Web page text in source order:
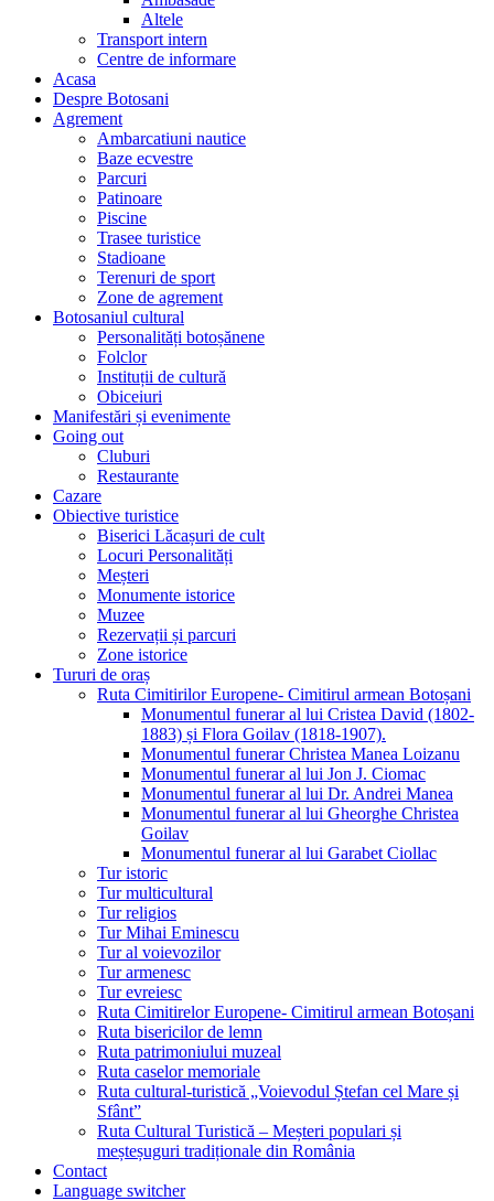
Altele
Transport intern
Centre de informare
Acasa
Despre Botosani
Agrement
Ambarcatiuni nautice
Baze ecvestre
Parcuri
Patinoare
Piscine
Trasee turistice
Stadioane
Terenuri de sport
Zone de agrement
Botosaniul cultural
Personalități botoșănene
Folclor
Instituții de cultură
Obiceiuri
Manifestări și evenimente
Going out
Cluburi
Restaurante
Cazare
Obiective turistice
Biserici Lăcașuri de cult
Locuri Personalități
Meșteri
Monumente istorice
Muzee
Rezervații și parcuri
Zone istorice
Tururi de oraș
Ruta Cimitirilor Europene- Cimitirul armean Botoșani
Monumentul funerar al lui Cristea David (1802-
1883) și Flora Goilav (1818-1907).
Monumentul funerar Christea Manea Loizanu
Monumentul funerar al lui Jon J. Ciomac
Monumentul funerar al lui Dr. Andrei Manea
Monumentul funerar al lui Gheorghe Christea
Goilav
Monumentul funerar al lui Garabet Ciollac
Tur istoric
Tur multicultural
Tur religios
Tur Mihai Eminescu
Tur al voievozilor
Tur armenesc
Tur evreiesc
Ruta Cimitirelor Europene- Cimitirul armean Botoșani
Ruta bisericilor de lemn
Ruta patrimoniului muzeal
Ruta caselor memoriale
Ruta cultural-turistică „Voievodul Ștefan cel Mare și
Sfânt”
Ruta Cultural Turistică – Meșteri populari și
meșteșuguri tradiționale din România
Contact
Language switcher